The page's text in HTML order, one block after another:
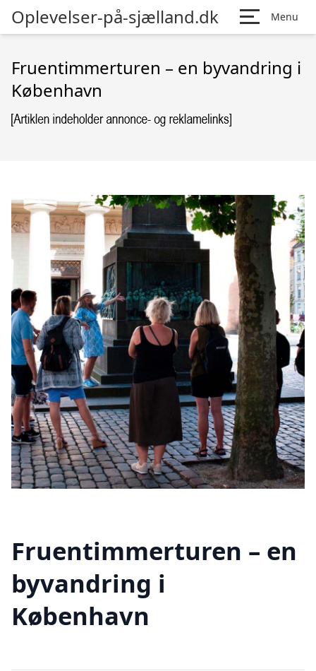
Oplevelser-på-sjælland.dk Menu
Fruentimmerturen – en byvandring i
København
Fruentimmerturen – en
byvandring i
København